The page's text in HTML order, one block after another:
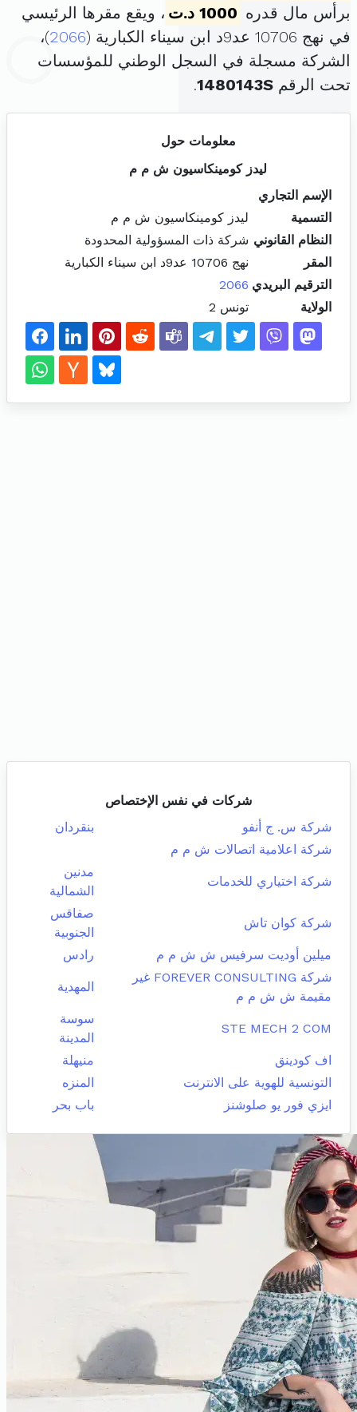
برأس مال قدره 1000 د.ت
، ويقع مقرها الرئيسي
في نهج 10706 عد9د ابن سيناء الكبارية (
2066)،
الشركة مسجلة في السجل الوطني للمؤسسات
تحت الرقم 1480143S
.
معلومات حول
ليدز كومينكاسيون ش م م
الإسم التجاري
التسمية
ليدز كومينكاسيون ش م م
النظام القانوني شركة ذات المسؤولية المحدودة
المقر
نهج 10706 عد9د ابن سيناء الكبارية
الترقيم البريدي 2066
الولاية
تونس 2
شركات في نفس الإختصاص
شركة س. ج أنفو
بنقردان
شركة اعلامية اتصالات ش م م
شركة اختياري للخدمات
مدنين
الشمالية
شركة كوان تاش
صفاقس
الجنوبية
ميلين أوديت سرفيس ش ش م م
رادس
شركة FOREVER CONSULTING غير
مقيمة ش ش م م
المهدية
STE MECH 2 COM
سوسة
المدينة
اف كودينق
منيهلة
التونسية للهوية على الانترنت
المنزه
ايزي فور يو صلوشنز
باب بحر